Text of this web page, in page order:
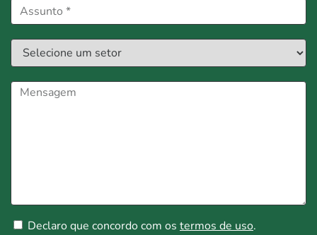
Declaro que concordo com os termos de uso.